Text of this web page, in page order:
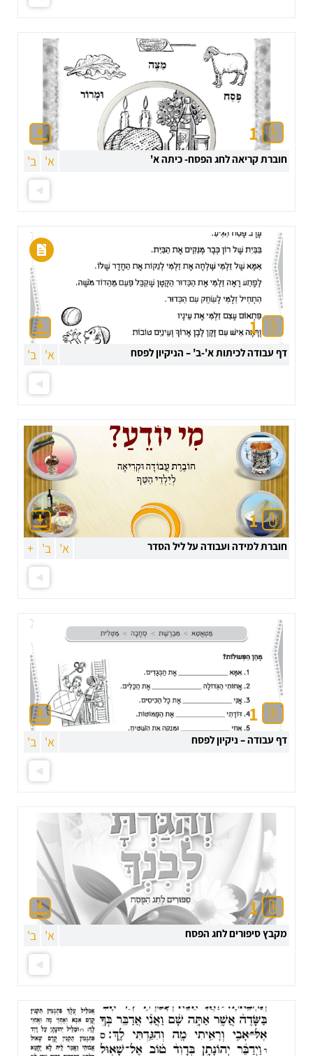
1
חוברת קריאה לחג הפסח- כיתה א' א' ב'
1
דף עבודה לכיתות א'-ב' – הניקיון לפסח א' ב'
1
חוברת למידה ועבודה על ליל הסדר א' ב' +
1
דף עבודה – ניקיון לפסח א' ב'
1
מקבץ סיפורים לחג הפסח א' ב'